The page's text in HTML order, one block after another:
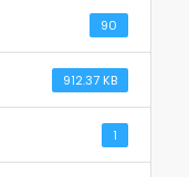
90
912.37 KB
1